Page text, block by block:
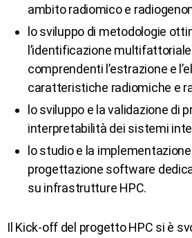
ambito radiomico e
lo sviluppo di metodologie
l’identificazione
comprendenti l’estrazione e
caratteristiche radiomiche e
lo sviluppo e la validazione di
interpretabilità dei sistemi
lo studio e la
progettazione software
su infrastrutture HPC.
Il Kick-off del progetto HPC si è